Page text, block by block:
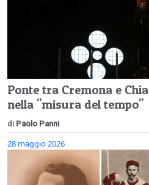
Ponte tra Cremona e
nella "misura del tempo"
di Paolo Panni
28 maggio 2026